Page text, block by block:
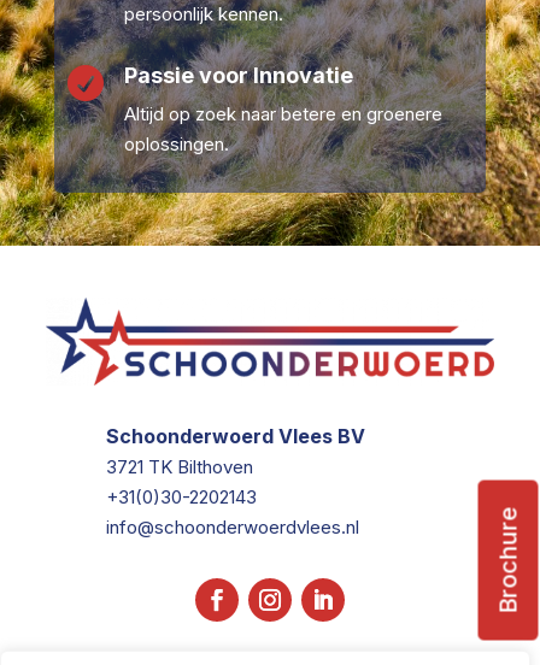
persoonlijk kennen.
 Passie voor Innovatie
Altijd op zoek naar betere en groenere
oplossingen.
Schoonderwoerd Vlees BV
3721 TK Bilthoven
+31(0)30-2202143
info@schoonderwoerdvlees.nl
Brochure